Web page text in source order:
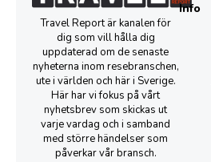
Travel Report är kanalen för
dig som vill hålla dig
uppdaterad om de senaste
nyheterna inom resebranschen,
ute i världen och här i Sverige.
Här har vi fokus på vårt
nyhetsbrev som skickas ut
varje vardag och i samband
med större händelser som
påverkar vår bransch.
Info